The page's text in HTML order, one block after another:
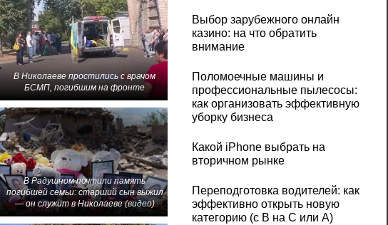
В Николаеве простились с врачом
БСМП, погибшим на фронте
В Радушном почтили память
погибшей семьи: старший сын выжил
— он служит в Николаеве (видео)
Выбор зарубежного онлайн
казино: на что обратить
внимание
Поломоечные машины и
профессиональные пылесосы:
как организовать эффективную
уборку бизнеса
Какой iPhone выбрать на
вторичном рынке
Переподготовка водителей: как
эффективно открыть новую
категорию (с B на C или А)